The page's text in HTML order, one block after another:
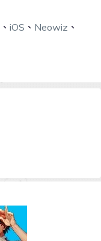
、 iOS 、 Neowiz 、